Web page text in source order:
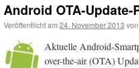
Android OTA-
Veröffentlicht am 24. November 2013 von
Aktuelle Android-
over-the-air (OTA)